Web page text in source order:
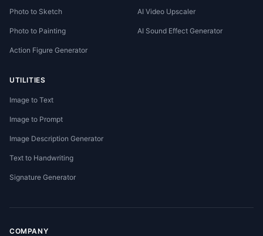
Photo to Sketch
Photo to Painting
Action Figure Generator
AI Video Upscaler
AI Sound Effect Generator
UTILITIES
Image to Text
Image to Prompt
Image Description Generator
Text to Handwriting
Signature Generator
COMPANY